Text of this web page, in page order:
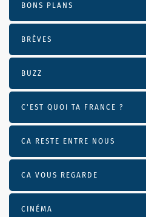
BONS PLANS
BRÈVES
BUZZ
C'EST QUOI TA FRANCE ?
CA RESTE ENTRE NOUS
CA VOUS REGARDE
CINÉMA